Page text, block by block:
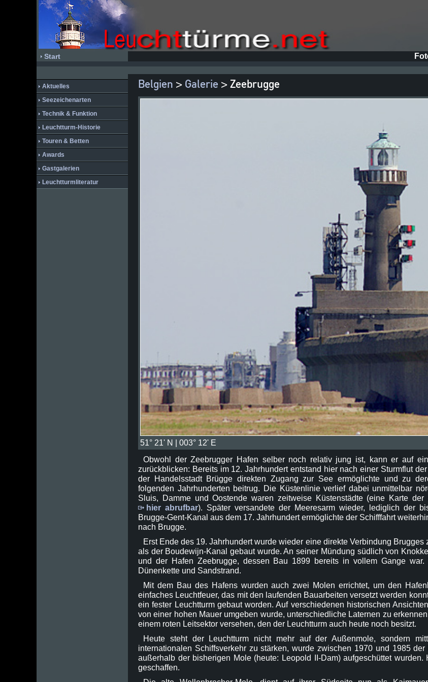
Start
Aktuelles
Seezeichenarten
Technik & Funktion
Leuchtturm-Historie
Touren & Betten
Awards
Gastgalerien
Leuchtturmliteratur
Belgien > Galerie > Zeebrugge
51° 21' N | 003° 12' E
Obwohl der Zeebrugger Hafen selber noch relativ jung ist, kann er auf
zurückblicken: Bereits im 12. Jahrhundert entstand hier nach einer Sturmflut der
der Handelsstadt Brügge direkten Zugang zur See ermöglichte und zu
folgenden Jahrhunderten beitrug. Die Küstenlinie verlief dabei unmittelbar
Sluis, Damme und Oostende waren zeitweise Küstenstädte (eine Karte
hier abrufbar). Später versandete der Meeresarm wieder, lediglich der
Brugge-Gent-Kanal aus dem 17. Jahrhundert ermöglichte der Schifffahrt
nach Brugge.
Erst Ende des 19. Jahrhundert wurde wieder eine direkte Verbindung Brugges
als der Boudewijn-Kanal gebaut wurde. An seiner Mündung südlich von
und der Hafen Zeebrugge, dessen Bau 1899 bereits in vollem Gange
Dünenkette und Sandstrand.
Mit dem Bau des Hafens wurden auch zwei Molen errichtet, um den
einfaches Leuchtfeuer, das mit den laufenden Bauarbeiten versetzt werden
ein fester Leuchtturm gebaut worden. Auf verschiedenen historischen
von einer hohen Mauer umgeben wurde, unterschiedliche Laternen zu
einem roten Leitsektor versehen, den der Leuchtturm auch heute noch besitzt.
Heute steht der Leuchtturm nicht mehr auf der Außenmole, sondern
internationalen Schiffsverkehr zu stärken, wurde zwischen 1970 und 1985
außerhalb der bisherigen Mole (heute: Leopold II-Dam) aufgeschüttet
geschaffen.